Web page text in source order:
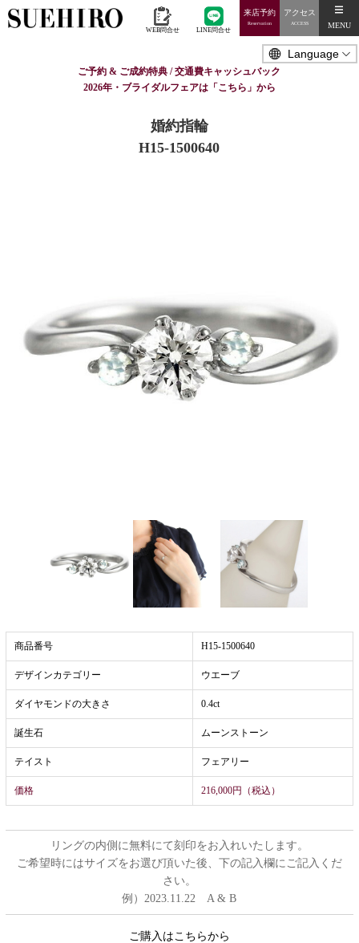
WEB問合せ LINE問合せ
来店予約
Reservation
アクセス
ACCESS MENU
ご予約 & ご成約特典 / 交通費キャッシュバック
2026年・ブライダルフェアは「こちら」から
婚約指輪
H15-1500640
商品番号 H15-1500640
デザインカテゴリー ウエーブ
ダイヤモンドの大きさ 0.4ct
誕生石 ムーンストーン
テイスト フェアリー
価格 216,000円（税込）
リングの内側に無料にて刻印をお入れいたします。
ご希望時にはサイズをお選び頂いた後、下の記入欄にご記入くだ
さい。
例）2023.11.22 A & B
ご購入はこちらから